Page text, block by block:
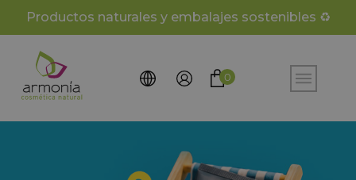
Productos naturales y embalajes sostenibles ♻️
0